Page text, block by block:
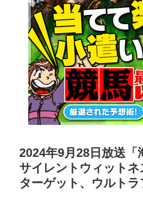
2024年9月28日放送「
サイレントウィット
ターゲット、ウルトラ